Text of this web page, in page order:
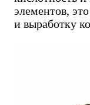
элементов,
и выработку